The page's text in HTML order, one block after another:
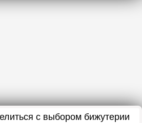
с выбором бижутерии